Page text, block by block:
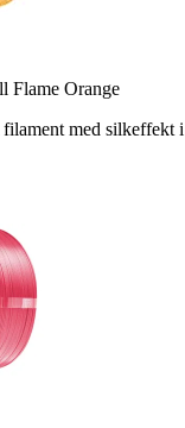
Flame Orange
med silkeffekt i